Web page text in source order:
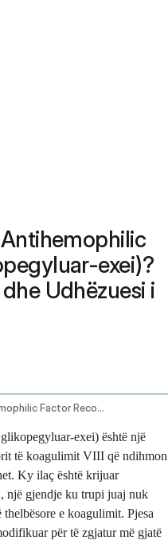
exei)?
Udhëzuesi i
Antihemophilic Factor Recombinant Glycopegylated Exei Intravenous Route
exei) është një
të koagulimit VIII që ndihmon
Ky ilaç është krijuar
një gjendje ku trupi juaj nuk
e koagulimit. Pjesa
për të zgjatur më gjatë